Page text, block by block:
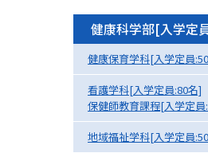
健康科学部[入学定
健康保育学科[入学定員
看護学科[入学定員:80名]
保健師教育課程[入学定員
地域福祉学科[入学定員